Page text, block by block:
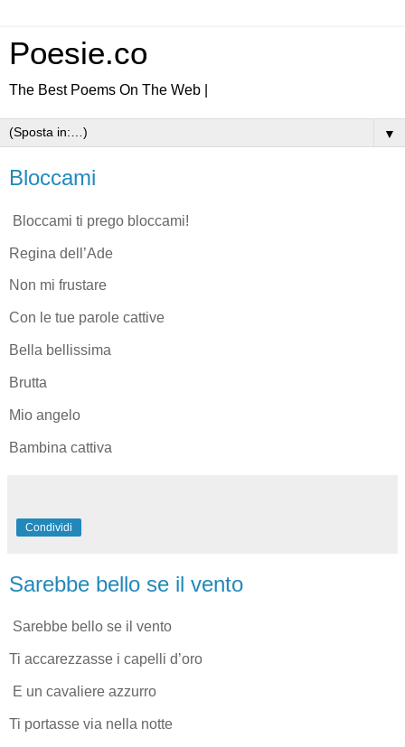
Poesie.co
The Best Poems On The Web |
▼
Bloccami
Bloccami ti prego bloccami!
Regina dell’Ade
Non mi frustare
Con le tue parole cattive
Bella bellissima
Brutta
Mio angelo
Bambina cattiva
Condividi
Sarebbe bello se il vento
Sarebbe bello se il vento
Ti accarezzasse i capelli d’oro
E un cavaliere azzurro
Ti portasse via nella notte